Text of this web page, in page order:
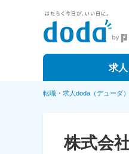
求
転職・求人doda（デューダ
株式会